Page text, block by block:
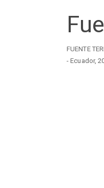
FUENTE
- Ecuador,